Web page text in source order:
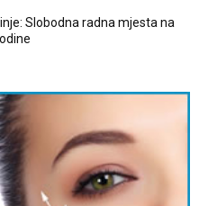
Slobodna radna mjesta na